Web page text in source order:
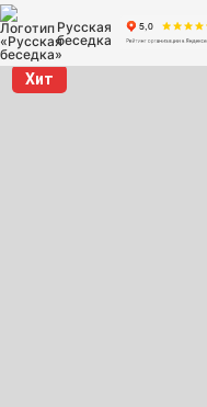
Русская
беседка
Хит